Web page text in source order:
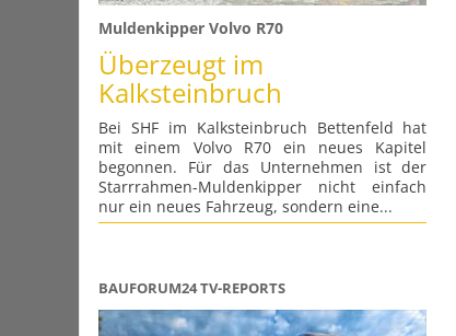
Muldenkipper Volvo R70
Überzeugt im
Kalksteinbruch
Bei SHF im Kalksteinbruch Bettenfeld hat
mit einem Volvo R70 ein neues Kapitel
begonnen. Für das Unternehmen ist der
Starrrahmen-Muldenkipper nicht einfach
nur ein neues Fahrzeug, sondern eine...
BAUFORUM24 TV-REPORTS